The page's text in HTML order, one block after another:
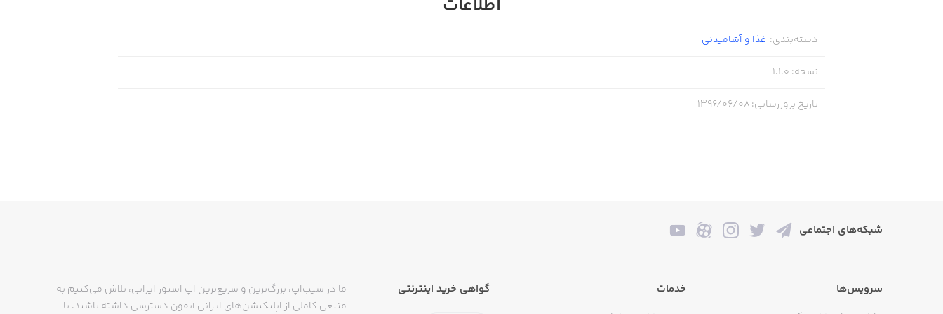
یادمان باشد که ستاره‌ها در ایتامین مدام در حال تغییر هستند و ممکن است ستاره‌ی مجموعه‌ای زیاد یا کم شود.
خواهد شد.
اطلاعات
دسته‌بندی: غذا و آشامیدنی
نسخه:
1.1.0
تاریخ بروزرسانی:۱۳۹۶/۰۶/۰۸
شبکه‌های اجتماعی
سرویس‌ها خدمات گواهی خرید اینترنتی
ما در سیب‌اپ، بزرگ‌ترین و سریع‌ترین اپ استور ایرانی، تلاش می‌کنیم به
منبعی کاملی از اپلیکیشن‌های ایرانی آیفون دسترسی داشته باشید. با